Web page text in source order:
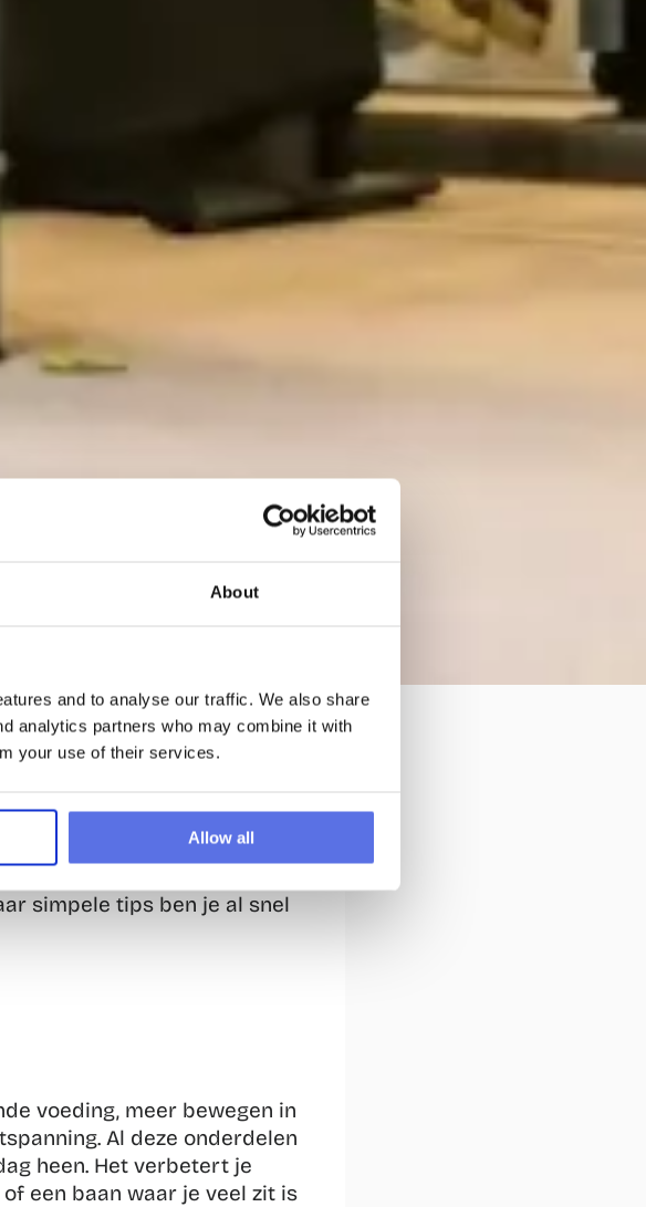
About
and to analyse our traffic. We also share
analytics partners who may combine it with
your use of their services.
Allow all
je denkt
heb je een
tv om je favoriete serie te
dit van invloed is op je
zo slecht is voor je
simpele tips ben je al snel
voeding, meer bewegen in
Al deze onderdelen
heen. Het verbetert je
een baan waar je veel zit is